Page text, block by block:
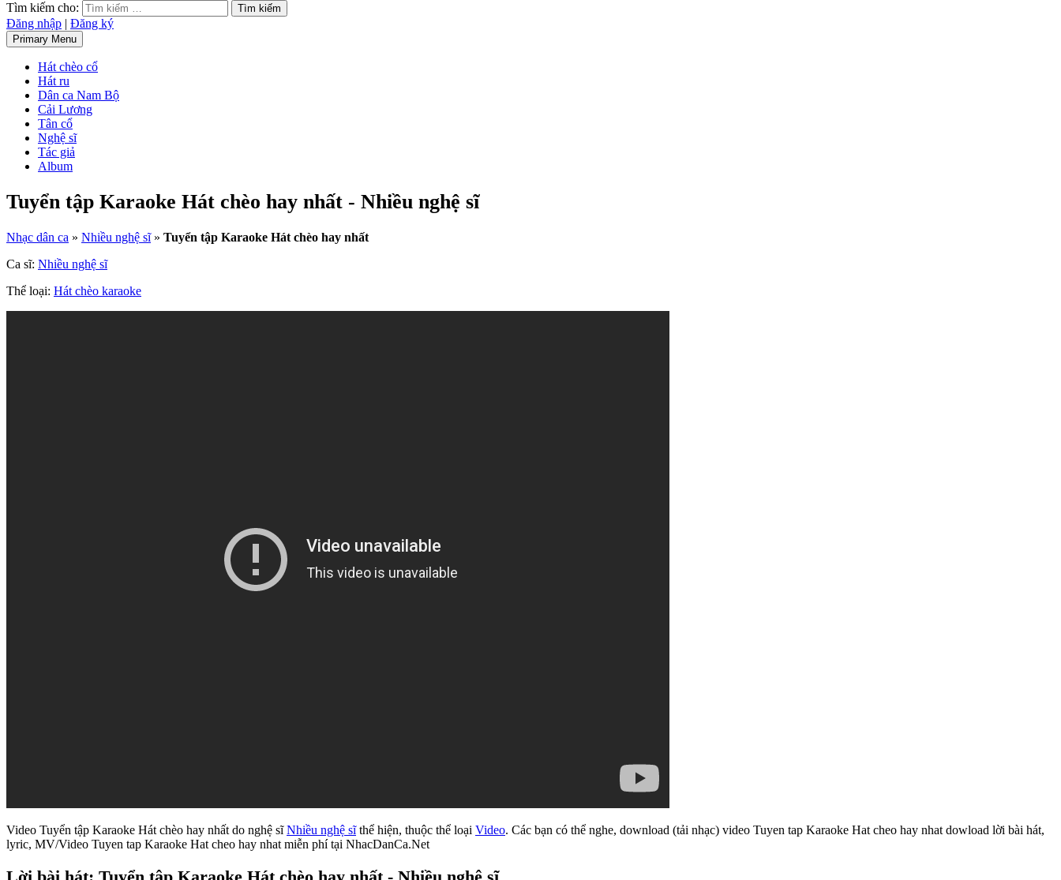
Tìm kiếm cho:
Đăng nhập | Đăng ký
Primary Menu
Hát chèo cổ
Hát ru
Dân ca Nam Bộ
Cải Lương
Tân cổ
Nghệ sĩ
Tác giả
Album
Tuyển tập Karaoke Hát chèo hay nhất - Nhiều nghệ sĩ
Nhạc dân ca » Nhiều nghệ sĩ» Tuyển tập Karaoke Hát chèo hay nhất
Ca sĩ: Nhiều nghệ sĩ
Thể loại: Hát chèo karaoke
Video Tuyển tập Karaoke Hát chèo hay nhất do nghệ sĩNhiều nghệ sĩthể hiện, thuộc thể loại Video. Các bạn có thể nghe, download (tải nhạc) video Tuyen tap Karaoke Hat cheo hay nhat dowload lời bài hát,
lyric, MV/Video Tuyen tap Karaoke Hat cheo hay nhat miễn phí tại NhacDanCa.Net